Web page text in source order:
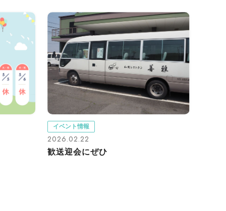
イベント情報
2026.02.22
歓送迎会にぜひ